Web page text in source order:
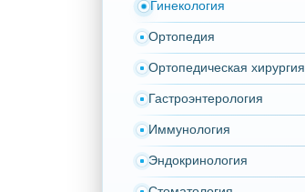
Гинекология
Ортопедия
Ортопедическая хирургия
Гастроэнтерология
Иммунология
Эндокринология